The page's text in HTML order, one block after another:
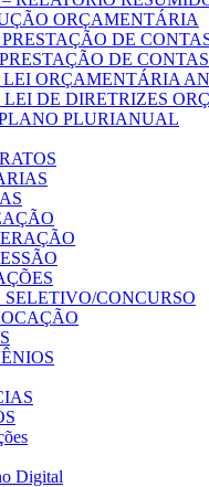
ORÇAMENTÁRIA
PRESTAÇÃO DE
DE
LEI ORÇAMENTÁRIA
LEI DE DIRETRIZES
PLURIANUAL
SELETIVO/CONCURSO
Digital